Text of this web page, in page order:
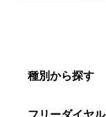
種別から探す